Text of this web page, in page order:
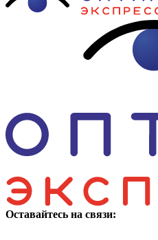
Оставайтесь на связи: